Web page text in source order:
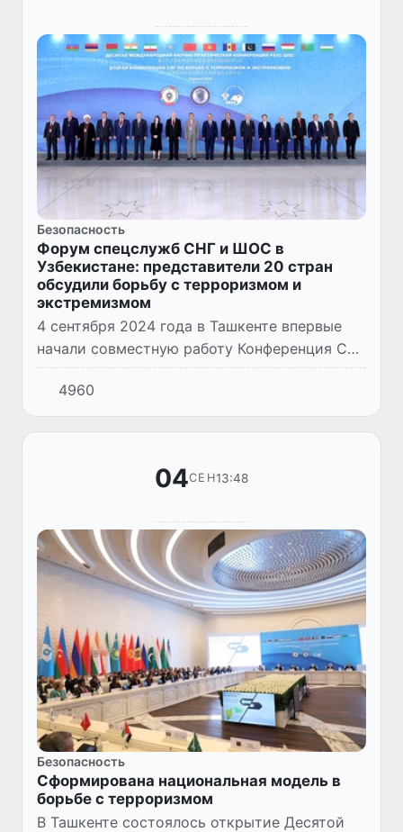
Безопасность
Форум спецслужб СНГ и ШОС в
Узбекистане: представители 20 стран
обсудили борьбу с терроризмом и
экстремизмом
4 сентября 2024 года в Ташкенте впервые
начали совместную работу Конференция СНГ
по борьбе с терроризмом и экстремизмом и
Международная научно-практическая
конференция РАТС ШОС.
4960
04СЕН13:48
Безопасность
Сформирована национальная модель в
борьбе с терроризмом
В Ташкенте состоялось открытие Десятой